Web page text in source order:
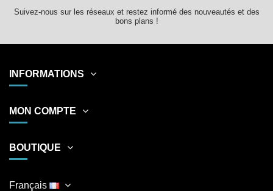
Suivez-nous sur les réseaux et restez informé des nouveautés et des
bons plans !
INFORMATIONS
MON COMPTE
BOUTIQUE
Français